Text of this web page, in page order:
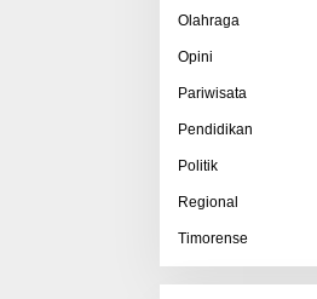
Olahraga
Opini
Pariwisata
Pendidikan
Politik
Regional
Timorense